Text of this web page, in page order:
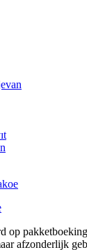
op
afzonderlijk